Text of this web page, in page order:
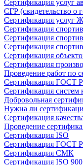
Сертификация услуг
СГР (свидетельство о
Сертификация услуг
Сертификация
Сертификация
Сертификация
Сертификация
Сертификация
Проведение работ по
Сертификация ГОСТ
Сертификация систем
Добровольная
Нужна ли
Сертификация
Проведение
Сертификация ISO
Сертификация ГОСТ
Сертификация СМК
Сертификация ISO